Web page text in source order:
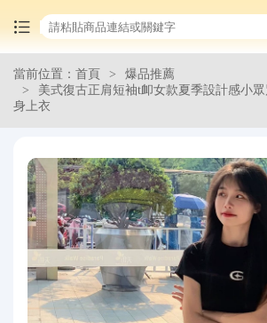
首頁
集運服務
爆品推薦
查詢運單
最新公告
當前位置：首頁
爆品推薦
美式復古正肩短袖t卹女款夏季設計感小
身上衣